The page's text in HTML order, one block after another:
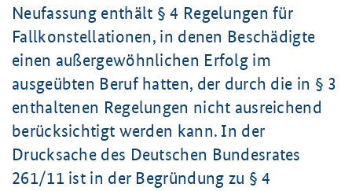
Neufassung enthält § 4 Regelungen für
Fallkonstellationen, in denen Beschädigte
einen außergewöhnlichen Erfolg im
ausgeübten Beruf hatten, der durch die in § 3
enthaltenen Regelungen nicht ausreichend
berücksichtigt werden kann. In der
Drucksache des Deutschen Bundesrates
261/11 ist in der Begründung zu § 4